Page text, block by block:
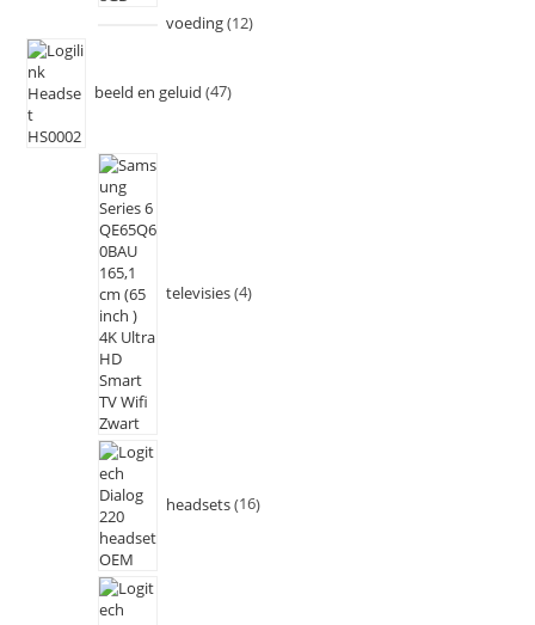
voeding 12
beeld en geluid 47
televisies 4
headsets 16